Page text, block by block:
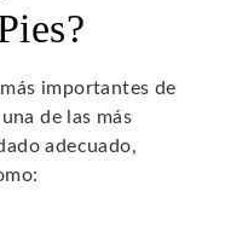
importantes de
de las más
adecuado,